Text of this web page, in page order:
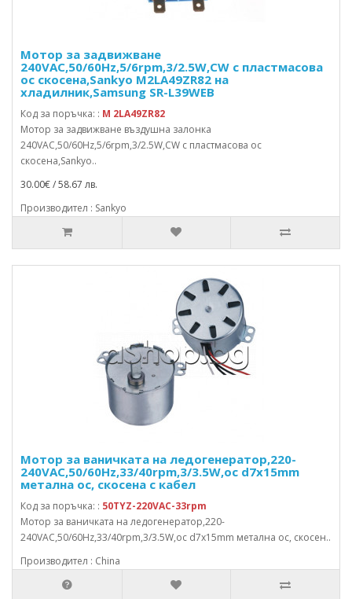
Мотор за задвижване
240VAC,50/60Hz,5/6rpm,3/2.5W,CW с пластмасова
ос скосена,Sankyo M2LA49ZR82 на
хладилник,Samsung SR-L39WEB
Код за поръчка: : M 2LA49ZR82
Мотор за задвижване въздушна залонка
240VAC,50/60Hz,5/6rpm,3/2.5W,CW с пластмасова ос
скосена,Sankyo..
30.00€ / 58.67 лв.
Производител : Sankyo
Мотор за ваничката на ледогенератор,220-
240VAC,50/60Hz,33/40rpm,3/3.5W,ос d7x15mm
метална ос, скосена с кабел
Код за поръчка: : 50TYZ-220VAC-33rpm
Мотор за ваничката на ледогенератор,220-
240VAC,50/60Hz,33/40rpm,3/3.5W,ос d7x15mm метална ос, скосен..
Производител : China